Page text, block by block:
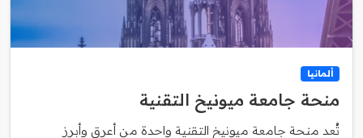
ألمانيا
منحة جامعة ميونيخ التقنية
تُعد منحة جامعة ميونيخ التقنية واحدة من أعرق وأبرز